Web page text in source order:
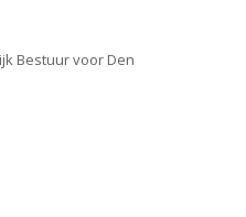
Bestuur voor Den